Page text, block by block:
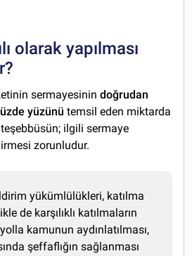
olarak yapılması
sermayesinindoğrudan
yüzünü temsil eden miktarda
ilgili sermaye
zorunludur.
yükümlülükleri, katılma
de karşılıklı katılmaların
kamunun aydınlatılması,
şeffaflığın sağlanması